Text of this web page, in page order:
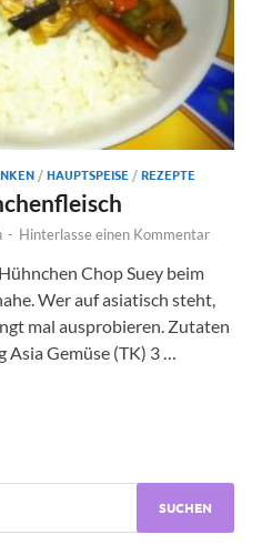
/HAUPTSPEISE /REZEPTE
- Hinterlasse einen Kommentar
Chop Suey beim
Wer auf asiatisch steht,
mal ausprobieren. Zutaten
Gemüse (TK) 3 …